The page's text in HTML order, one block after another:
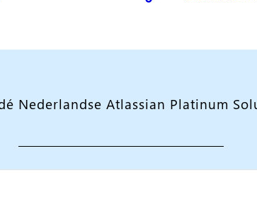
Nederlandse Atlassian Platinum